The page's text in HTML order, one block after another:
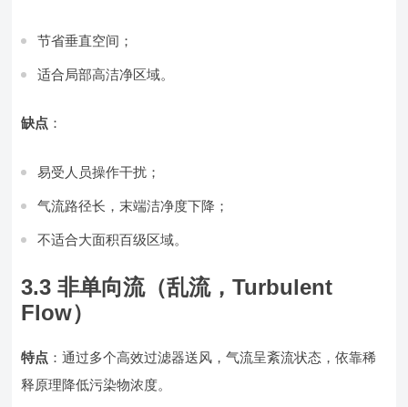
节省垂直空间；
适合局部高洁净区域。
缺点 ：
易受人员操作干扰；
气流路径长，末端洁净度下降；
不适合大面积百级区域。
3.3 非单向流（乱流，Turbulent
Flow）
特点 ：通过多个高效过滤器送风，气流呈紊流状态，依靠稀
释原理降低污染物浓度。